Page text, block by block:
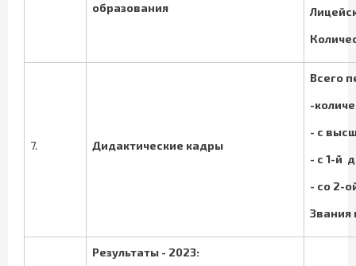
образования
7. Дидактические кадры
Всего
-
- с
- с 1-й
- со 2-
Звания
Результаты - 2023: